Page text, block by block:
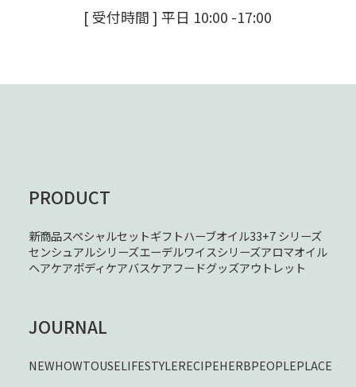
[ 受付時間 ] 平日 10:00 -17:00
PRODUCT
新商品スペシャルセットギフトハーブオイル33+7 シリーズ
センシュアルシリーズエーデルワイスシリーズアロマオイル
ヘアケアボディケアバスケアフードグッズアウトレット
JOURNAL
NEWHOWTOUSELIFESTYLERECIPEHERBPEOPLEPLACE